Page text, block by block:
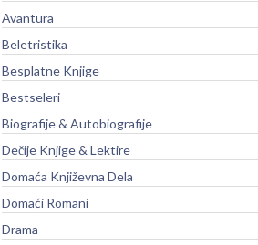
Avantura
Beletristika
Besplatne Knjige
Bestseleri
Biografije & Autobiografije
Dečije Knjige & Lektire
Domaća Književna Dela
Domaći Romani
Drama